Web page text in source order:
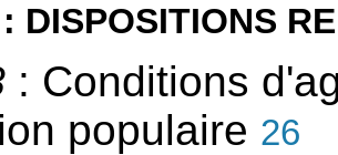
DISPOSITIONS
: Conditions
populaire 26